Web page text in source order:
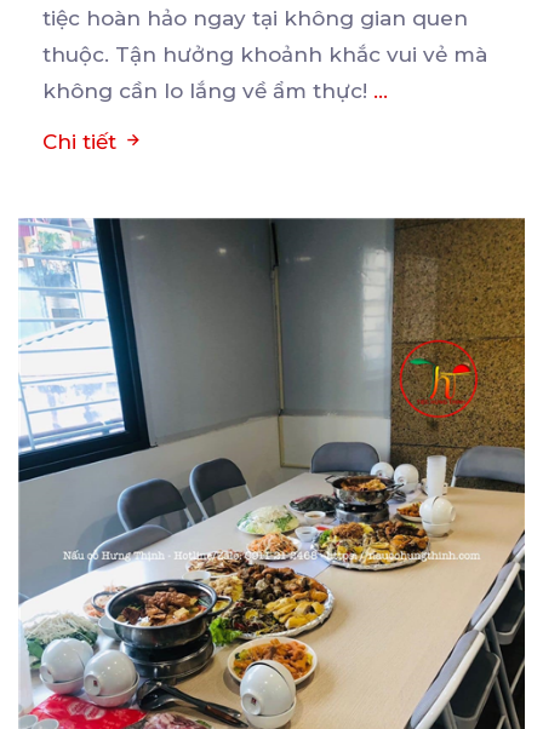
tiệc hoàn hảo ngay tại không gian quen
thuộc. Tận hưởng khoảnh khắc vui vẻ mà
không cần lo lắng về ẩm thực! ...
Chi tiết